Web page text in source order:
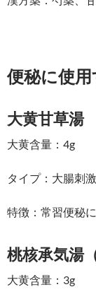
便秘に使
大黄甘草湯
大黄含量：4g
タイプ：大腸刺
特徴：常習便秘
桃核承気湯
大黄含量：3g